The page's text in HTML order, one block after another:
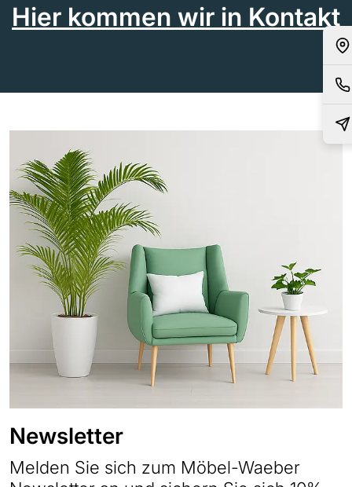
Hier kommen wir in Kontakt
Newsletter
Melden Sie sich zum Möbel-Waeber